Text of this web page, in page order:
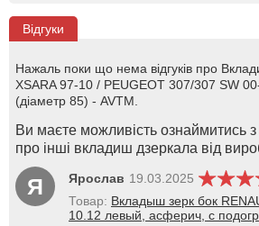
Відгуки
Нажаль поки що нема відгуків про
XSARA 97-10 / PEUGEOT 307/307 SW
(діаметр 85) - AVTM.
Ви маєте можливість ознаймитись
про інші вкладиш дзеркала від
Я Ярослав 19.03.2025
Товар: Вкладыш зерк бок
10.12 левый, асферич, с